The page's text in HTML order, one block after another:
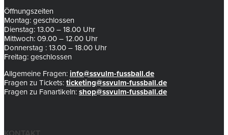
Öffnungszeiten
Montag: geschlossen
Dienstag: 13.00 – 18.00 Uhr
Mittwoch: 09.00 – 12.00 Uhr
Donnerstag : 13.00 – 18.00 Uhr
Freitag: geschlossen
Allgemeine Fragen: info@ssvulm-fussball.de
Fragen zu Tickets: ticketing@ssvulm-fussball.de
Fragen zu Fanartikeln: shop@ssvulm-fussball.de